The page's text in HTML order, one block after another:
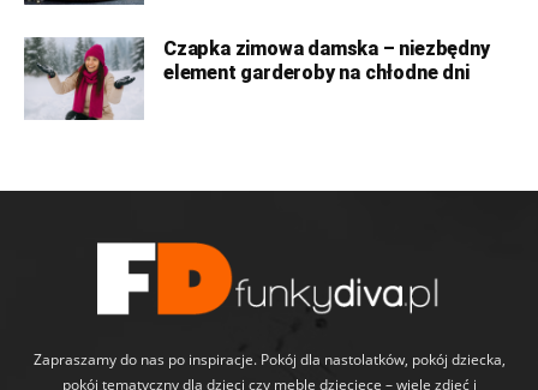
Czapka zimowa damska – niezbędny
element garderoby na chłodne dni
Zapraszamy do nas po inspiracje. Pokój dla nastolatków, pokój dziecka,
pokój tematyczny dla dzieci czy meble dziecięce – wiele zdjęć i